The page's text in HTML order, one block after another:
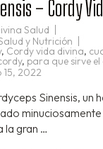
– Cordy
Salud
y Nutrición
, Cordy vida divina,
, para que sirve
15, 2022
Sinensis, un
la gran …